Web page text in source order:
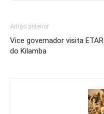
Artigo anterior
Vice governador visita ETAR
do Kilamba